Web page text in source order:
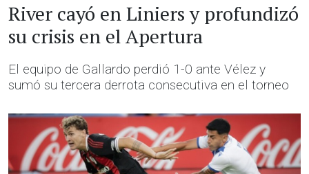
River cayó en Liniers y profundizó
su crisis en el Apertura
El equipo de Gallardo perdió 1-0 ante Vélez y
sumó su tercera derrota consecutiva en el torneo